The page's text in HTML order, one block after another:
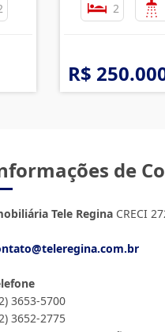
2
R$
de
Tele Regina CRECI
3653-5700
3652-2775